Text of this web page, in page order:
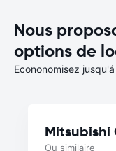
Nous
options de
Econonomisez
Mitsubishi
Ou similaire